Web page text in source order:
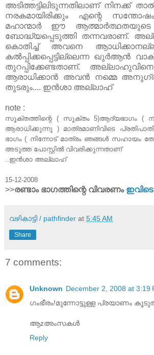
അടിത്തട്ടിലിടുന്നതിലാണ്‌ നിനക്ക്‌
നരകമായിരിക്കും എന്റെ
മഹാന്മാർ ഈ
ബോദ്ധ്യപ്പെടുത്തി തന്നവരാണ്‌.
കൊതിച്ച്‌ അവനെ
കൽപ്പിക്കപ്പെട്ടില്ലെന്ന ഖുർആൻ
തുറപ്പിക്കേണ്ടതാണ്‌.
ആരാധിക്കാൻ അവൻ നമ്മെ
തുടരും.... ഇൻശാ അല്ലാഹ്‌
note :
സൂക്തത്തിന്റെ ( സൂക്തം 5)ആദ്യഭാഗം (
ആരാധിക്കുന്നു ) മാത്രമാണിവിടെ
ഭാഗം ( നിന്നോട്‌ മാത്രം ഞങ്ങള്‍ സഹായം
അടുത്ത പോസ്റ്റില്‍ വിവരിക്കുന്നതാണ്‌
..ഇന്‍ശാ അല്ലാഹ്‌
15-12-2008
>>രണ്ടാം ഭാഗത്തിന്റെ വിവരണം ഇവിടെ
വഴികാട്ടി / pathfinder at 5:45 AM
Share
7 comments:
Unknown December 2, 2008 at 3:19
ഗംഭീരം!മുന്നോട്ടുള്ള പ്രയാണം
ആzഅംസകൾ
Reply